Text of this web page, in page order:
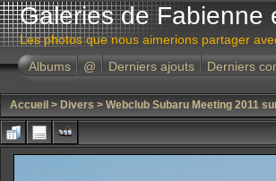
Galeries de Fabienne
Les photos que nous aimerions partager
Albums
@ Derniers ajouts Derniers
Accueil > Divers > Webclub Subaru Meeting 2011